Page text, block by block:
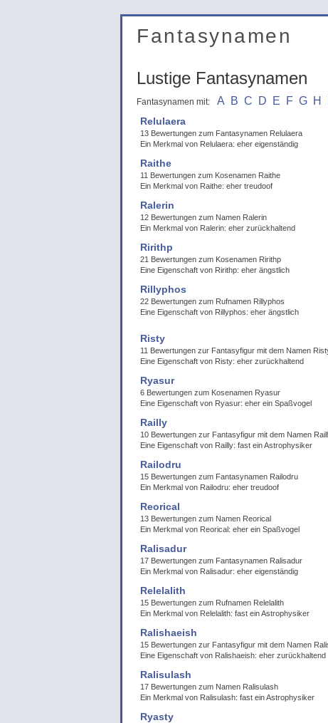
Fantasynamen
Lustige Fantasynamen
Fantasynamen mit: A B C D E F G H
Relulaera
13 Bewertungen zum Fantasynamen Relulaera
Ein Merkmal von Relulaera: eher eigenständig
Raithe
11 Bewertungen zum Kosenamen Raithe
Ein Merkmal von Raithe: eher treudoof
Ralerin
12 Bewertungen zum Namen Ralerin
Ein Merkmal von Ralerin: eher zurückhaltend
Ririthp
21 Bewertungen zum Kosenamen Ririthp
Eine Eigenschaft von Ririthp: eher ängstlich
Rillyphos
22 Bewertungen zum Rufnamen Rillyphos
Eine Eigenschaft von Rillyphos: eher ängstlich
Risty
11 Bewertungen zur Fantasyfigur mit dem Namen
Eine Eigenschaft von Risty: eher zurückhaltend
Ryasur
6 Bewertungen zum Kosenamen Ryasur
Eine Eigenschaft von Ryasur: eher ein Spaßvogel
Railly
10 Bewertungen zur Fantasyfigur mit dem Namen
Eine Eigenschaft von Railly: fast ein Astrophysiker
Railodru
15 Bewertungen zum Fantasynamen Railodru
Ein Merkmal von Railodru: eher treudoof
Reorical
13 Bewertungen zum Namen Reorical
Ein Merkmal von Reorical: eher ein Spaßvogel
Ralisadur
17 Bewertungen zum Fantasynamen Ralisadur
Ein Merkmal von Ralisadur: eher eigenständig
Relelalith
15 Bewertungen zum Rufnamen Relelalith
Ein Merkmal von Relelalith: fast ein Astrophysiker
Ralishaeish
15 Bewertungen zur Fantasyfigur mit dem Namen
Eine Eigenschaft von Ralishaeish: eher zurückhaltend
Ralisulash
17 Bewertungen zum Namen Ralisulash
Ein Merkmal von Ralisulash: fast ein Astrophysiker
Ryasty